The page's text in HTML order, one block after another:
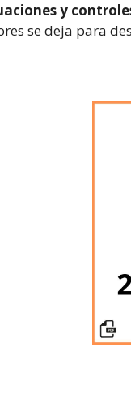
y
se deja para